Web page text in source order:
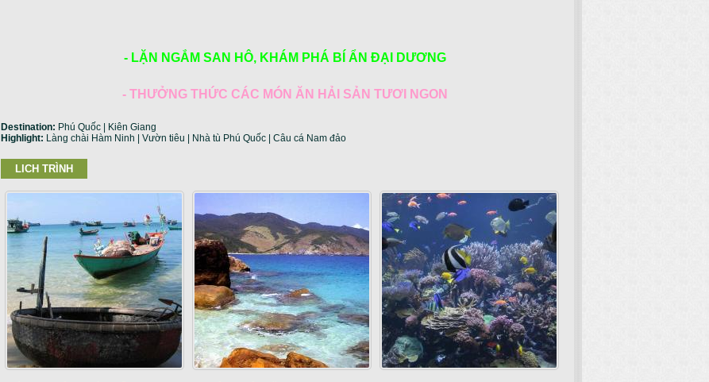
- LẶN NGẮM SAN HÔ, KHÁM PHÁ BÍ ẨN ĐẠI DƯƠNG
- THƯỞNG THỨC CÁC MÓN ĂN HẢI SẢN TƯƠI NGON
Destination: Phú Quốc | Kiên Giang
Highlight: Làng chài Hàm Ninh | Vườn tiêu | Nhà tù Phú Quốc | Câu cá Nam đảo
LICH TRÌNH